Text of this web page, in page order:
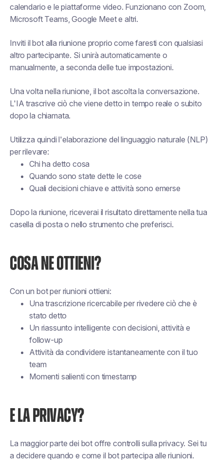
calendario e le piattaforme video. Funzionano con Zoom,
Microsoft Teams, Google Meet e altri.
Inviti il bot alla riunione proprio come faresti con qualsiasi
altro partecipante. Si unirà automaticamente o
manualmente, a seconda delle tue impostazioni.
Una volta nella riunione, il bot ascolta la conversazione.
L'IA trascrive ciò che viene detto in tempo reale o subito
dopo la chiamata.
Utilizza quindi l'elaborazione del linguaggio naturale (NLP)
per rilevare:
Chi ha detto cosa
Quando sono state dette le cose
Quali decisioni chiave e attività sono emerse
Dopo la riunione, riceverai il risultato direttamente nella tua
casella di posta o nello strumento che preferisci.
COSA NE OTTIENI?
Con un bot per riunioni ottieni:
Una trascrizione ricercabile per rivedere ciò che è
stato detto
Un riassunto intelligente con decisioni, attività e
follow-up
Attività da condividere istantaneamente con il tuo
team
Momenti salienti con timestamp
E LA PRIVACY?
La maggior parte dei bot offre controlli sulla privacy. Sei tu
a decidere quando e come il bot partecipa alle riunioni.